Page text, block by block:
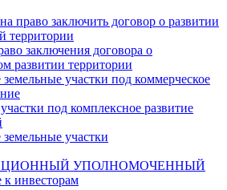
право заключить договор о развитии
территории
заключения договора о
развитии территории
участки под коммерческое
под комплексное развитие
участки
УПОЛНОМОЧЕННЫЙ
инвесторам